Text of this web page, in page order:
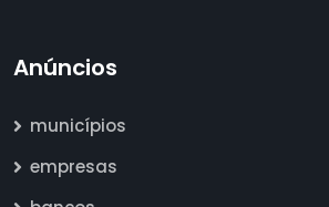
Anúncios
municípios
empresas